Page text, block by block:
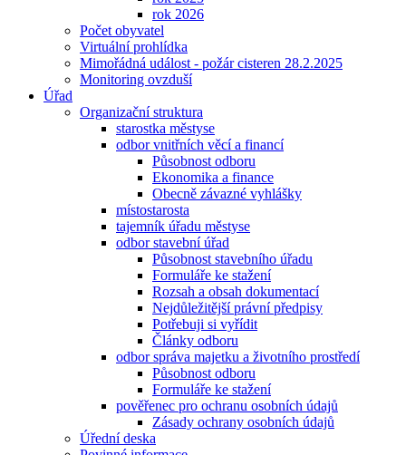
rok 2026
Počet obyvatel
Virtuální prohlídka
Mimořádná událost - požár cisteren 28.2.2025
Monitoring ovzduší
Úřad
Organizační struktura
starostka městyse
odbor vnitřních věcí a financí
Působnost odboru
Ekonomika a finance
Obecně závazné vyhlášky
místostarosta
tajemník úřadu městyse
odbor stavební úřad
Působnost stavebního úřadu
Formuláře ke stažení
Rozsah a obsah dokumentací
Nejdůležitější právní předpisy
Potřebuji si vyřídit
Články odboru
odbor správa majetku a životního prostředí
Působnost odboru
Formuláře ke stažení
pověřenec pro ochranu osobních údajů
Zásady ochrany osobních údajů
Úřední deska